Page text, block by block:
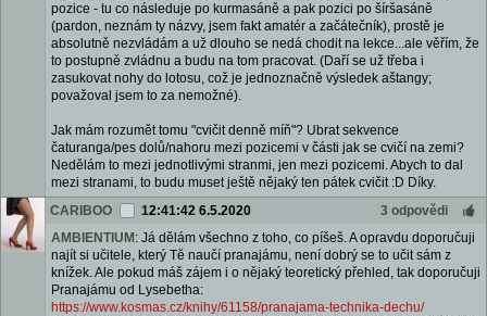
pozice - tu co následuje po kurmasáně a pak pozici po šíršasáně
(pardon, neznám ty názvy, jsem fakt amatér a začátečník), prostě je
absolutně nezvládám a už dlouho se nedá chodit na lekce...ale věřím, že
to postupně zvládnu a budu na tom pracovat. (Daří se už třeba i
zasukovat nohy do lotosu, což je jednoznačně výsledek aštangy;
považoval jsem to za nemožné).
Jak mám rozumět tomu "cvičit denně míň"? Ubrat sekvence
čaturanga/pes dolů/nahoru mezi pozicemi v části jak se cvičí na zemi?
Nedělám to mezi jednotlivými stranmi, jen mezi pozicemi. Abych to dal
mezi stranami, to budu muset ještě nějaký ten pátek cvičit :D Díky.
CARIBOO
12:41:42 6.5.2020
3 odpovědi
AMBIENTIUM : Já dělám všechno z toho, co píšeš. A opravdu doporučuji
najít si učitele, který Tě naučí pranajámu, není dobrý se to učit sám z
knížek. Ale pokud máš zájem i o nějaký teoretický přehled, tak doporučuji
Pranajámu od Lysebetha:
https://www.kosmas.cz/knihy/61158/pranajama-technika-dechu/